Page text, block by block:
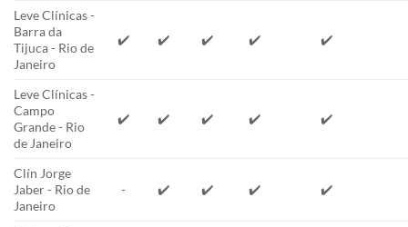
Leve Clínicas -
Barra da
Tijuca - Rio de
Janeiro
✔️ ✔️ ✔️ ✔️ ✔️
Leve Clínicas -
Campo
Grande - Rio
de Janeiro
✔️ ✔️ ✔️ ✔️ ✔️
Clín Jorge
Jaber - Rio de
Janeiro
- ✔️ ✔️ ✔️ ✔️